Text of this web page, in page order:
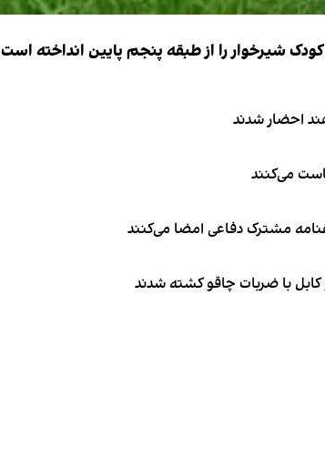
شیرخوار را از طبقه پنجم پایین انداخته است
احضار شدند
می‌کنند
مشترک دفاعی امضا می‌کنند
کابل با ضربات چاقو کشته شدند